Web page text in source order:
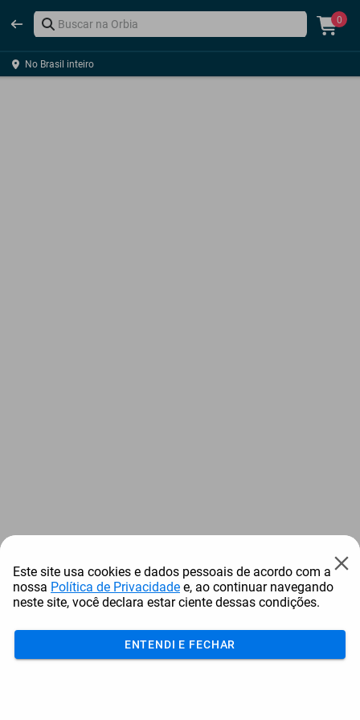
0
No Brasil inteiro
Este site usa cookies e dados pessoais de acordo com a
nossa Política de Privacidade e, ao continuar navegando
neste site, você declara estar ciente dessas condições.
ENTENDI E FECHAR